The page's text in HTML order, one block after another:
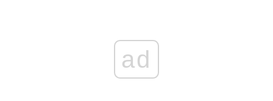
ad